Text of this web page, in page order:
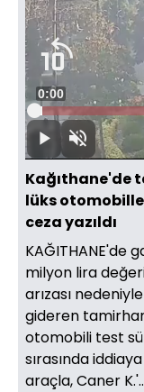
DuraklatSesi
Aç
Süre
0:00
Yüklendi:
2.47%
Kağıthane'de
lüks otomobille
ceza yazıldı
KAĞITHANE'de
milyon lira
arızası
gideren
otomobili test
sırasında
araçla, Caner